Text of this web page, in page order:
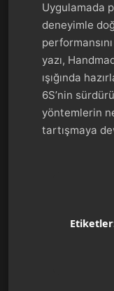
Uygulamada
deneyimle
yazı,
ışığında
6S’nin
yöntemlerin
tartışmaya